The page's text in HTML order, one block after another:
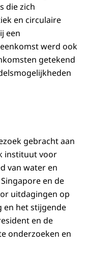
die zich
en circulaire
een
werd ook
getekend
gebracht aan
instituut voor
van water en
en de
uitdagingen op
en het stijgende
en de
onderzoeken en